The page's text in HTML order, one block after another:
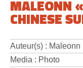
MALEONN
CHINESE
Auteur(s) : Maleonn
Media : Photo